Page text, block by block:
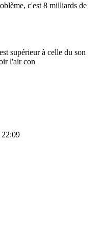
c'est 8 milliards de
supérieur à celle du son
l'air con
22:09